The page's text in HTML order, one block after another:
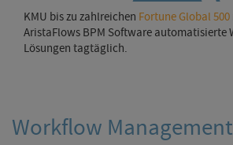
KMU bis zu zahlreichen Fortune Global 500
AristaFlows BPM Software automatisierte
Lösungen tagtäglich.
Workflow